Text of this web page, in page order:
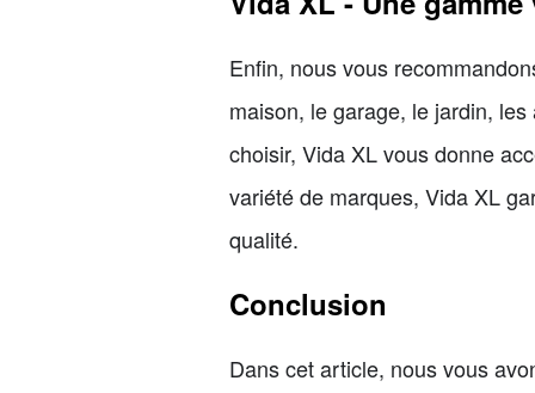
Enfin, nous vous
maison, le garage, le jardin,
choisir, Vida XL vous donne
variété de marques, Vida XL
qualité.
Conclusion
Dans cet article, nous vous